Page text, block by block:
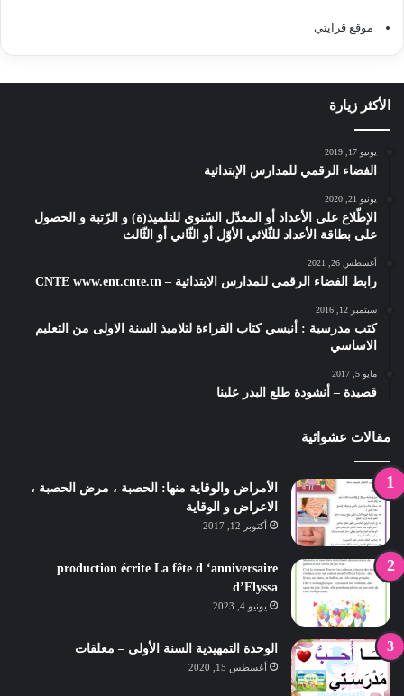
موقع قرايتي
الأكثر زيارة
يونيو 17, 2019
الفضاء الرقمي للمدارس الإبتدائية
يونيو 21, 2020
الإطّلاع على الأعداد أو المعدّل السّنوي للتلميذ(ة) و الرّتبة و الحصول
على بطاقة الأعداد للثّلاثي الأوّل أو الثّاني أو الثّالث
أغسطس 26, 2021
رابط الفضاء الرقمي للمدارس الابتدائية – CNTE www.ent.cnte.tn
سبتمبر 12, 2016
كتب مدرسية : أنيسي كتاب القراءة لتلاميذ السنة الاولى من التعليم
الاساسي
مايو 5, 2017
قصيدة – أنشودة طلع البدر علينا
مقالات عشوائية
الأمراض والوقاية منها: الحصبة ، مرض الحصبة ،
الاعراض و الوقاية
أكتوبر 12, 2017
production écrite La fête d ‘anniversaire
d’Elyssa
يونيو 4, 2023
الوحدة التمهيدية السنة الأولى – معلقات
أغسطس 15, 2020